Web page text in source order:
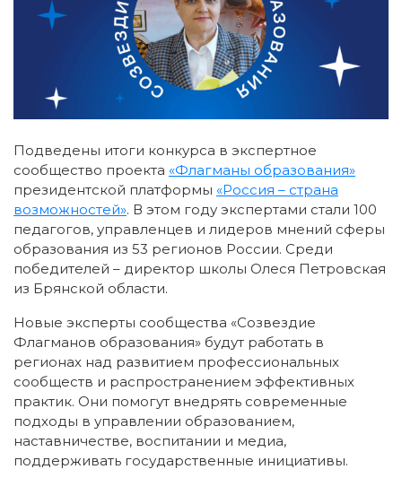
Подведены итоги конкурса в экспертное
сообщество проекта «Флагманы образования»
президентской платформы «Россия – страна
возможностей». В этом году экспертами стали 100
педагогов, управленцев и лидеров мнений сферы
образования из 53 регионов России. Среди
победителей – директор школы Олеся Петровская
из Брянской области.
Новые эксперты сообщества «Созвездие
Флагманов образования» будут работать в
регионах над развитием профессиональных
сообществ и распространением эффективных
практик. Они помогут внедрять современные
подходы в управлении образованием,
наставничестве, воспитании и медиа,
поддерживать государственные инициативы.